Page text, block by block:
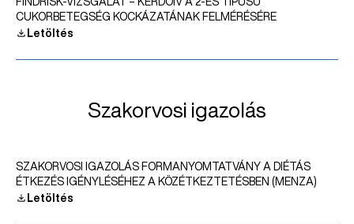
CUKORBETEGSÉG KOCKÁZATÁNAK FELMÉRÉSÉRE
Letöltés
Szakorvosi igazolás
SZAKORVOSI IGAZOLÁS FORMANYOMTATVÁNY A DIÉTÁS
ÉTKEZÉS IGÉNYLÉSÉHEZ A KÖZÉTKEZTETÉSBEN (MENZA)
Letöltés